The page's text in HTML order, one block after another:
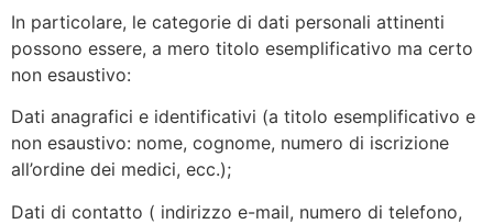
In particolare, le categorie di dati personali attinenti
possono essere, a mero titolo esemplificativo ma certo
non esaustivo:
Dati anagrafici e identificativi (a titolo esemplificativo e
non esaustivo: nome, cognome, numero di iscrizione
all’ordine dei medici, ecc.);
Dati di contatto ( indirizzo e-mail, numero di telefono,